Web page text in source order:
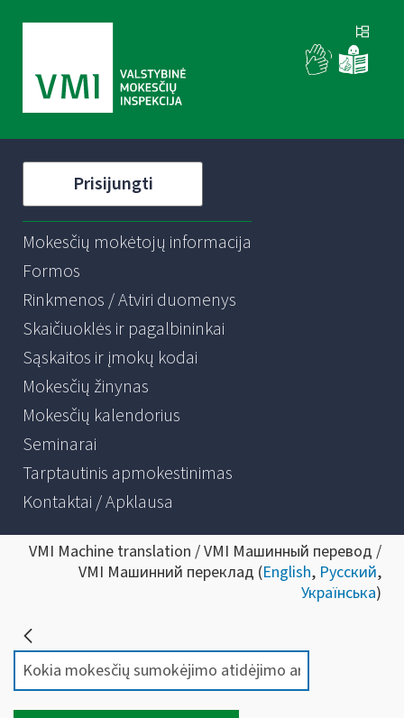
Prisijungti
Mokesčių mokėtojų informacija
Formos
Rinkmenos / Atviri duomenys
Skaičiuoklės ir pagalbininkai
Sąskaitos ir įmokų kodai
Mokesčių žinynas
Mokesčių kalendorius
Seminarai
Tarptautinis apmokestinimas
Kontaktai / Apklausa
VMI Machine translation / VMI Машинный перевод /
VMI Машинний переклад (English, Русский,
Українська)